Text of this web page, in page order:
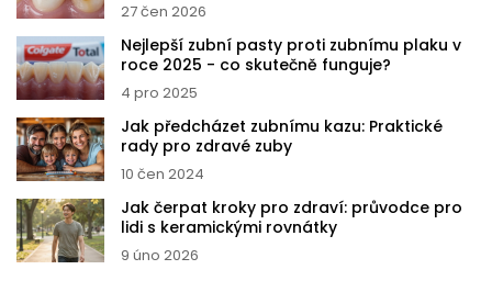
27 čen 2026
Nejlepší zubní pasty proti zubnímu plaku v
roce 2025 - co skutečně funguje?
4 pro 2025
Jak předcházet zubnímu kazu: Praktické
rady pro zdravé zuby
10 čen 2024
Jak čerpat kroky pro zdraví: průvodce pro
lidi s keramickými rovnátky
9 úno 2026